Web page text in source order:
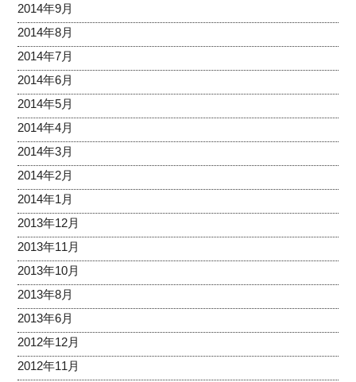
2014年9月
2014年8月
2014年7月
2014年6月
2014年5月
2014年4月
2014年3月
2014年2月
2014年1月
2013年12月
2013年11月
2013年10月
2013年8月
2013年6月
2012年12月
2012年11月